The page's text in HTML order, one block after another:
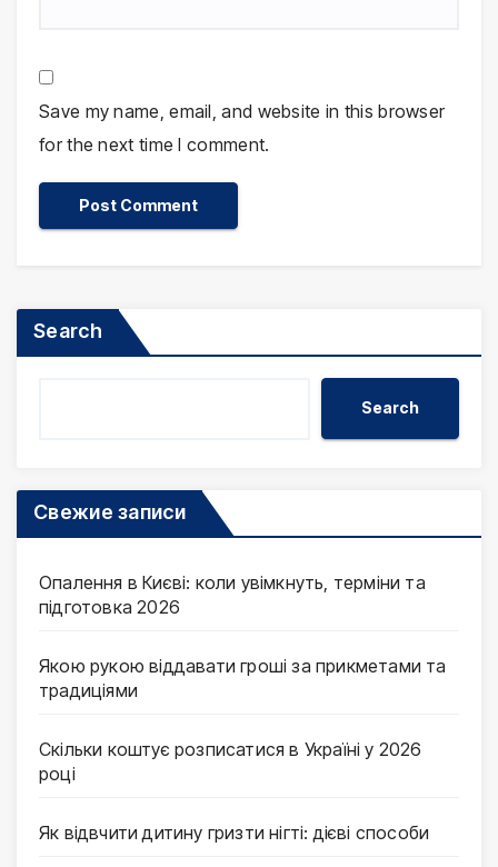
Save my name, email, and website in this browser
for the next time I comment.
Search
Search
Свежие записи
Опалення в Києві: коли увімкнуть, терміни та
підготовка 2026
Якою рукою віддавати гроші за прикметами та
традиціями
Скільки коштує розписатися в Україні у 2026
році
Як відвчити дитину гризти нігті: дієві способи